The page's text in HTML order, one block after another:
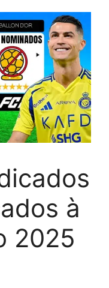
à
2025